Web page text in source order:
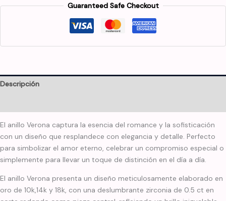
Guaranteed Safe Checkout
Descripción
El anillo Verona captura la esencia del romance y la sofisticación
con un diseño que resplandece con elegancia y detalle. Perfecto
para simbolizar el amor eterno, celebrar un compromiso especial o
simplemente para llevar un toque de distinción en el día a día.
El anillo Verona presenta un diseño meticulosamente elaborado en
oro de 10k,14k y 18k, con una deslumbrante zirconia de 0.5 ct en